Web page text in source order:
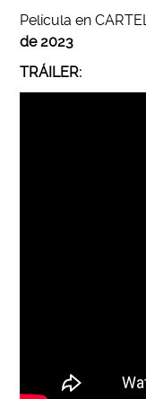
Película en
de 2023
TRÁILER: